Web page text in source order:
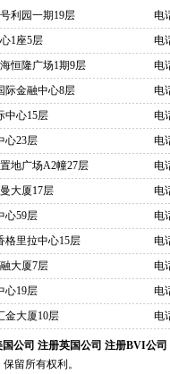
利园一期19层
电
1座5层
电
恒隆广场1期9层
电
际金融中心8层
电
中心15层
电
心23层
电
地广场A2幢27层
电
大厦17层
电
心59层
电
格里拉中心15层
电
大厦7层
电
心19层
电
金大厦10层 电
公司 注册英国公司 注册BVI公司
留所有权利。